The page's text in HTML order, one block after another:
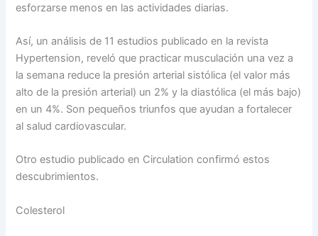
esforzarse menos en las actividades diarias.
Así, un análisis de 11 estudios publicado en la revista
Hypertension, reveló que practicar musculación una vez a
la semana reduce la presión arterial sistólica (el valor más
alto de la presión arterial) un 2% y la diastólica (el más bajo)
en un 4%. Son pequeños triunfos que ayudan a fortalecer
al salud cardiovascular.
Otro estudio publicado en Circulation confirmó estos
descubrimientos.
Colesterol